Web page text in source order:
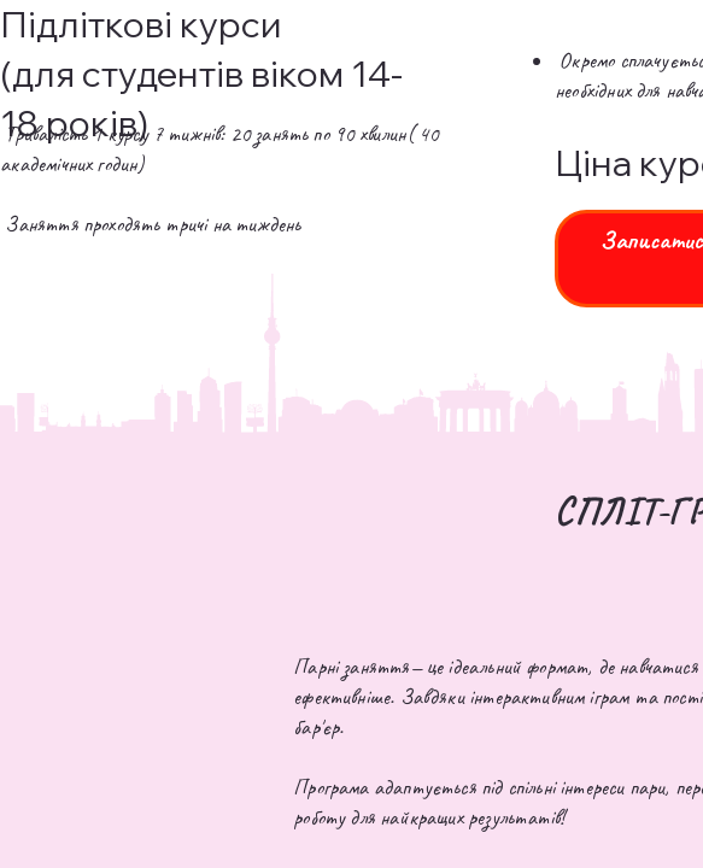
Підліткові курси
(для студентів віком 14-
18 років)
Тривалість 1 курсу 7 тижнів: 20 занять по 90 хвилин( 40
академічних годин)
Заняття проходять тричі на тиждень
Окремо
необхідних для
Ціна
СПЛІТ-
Парні заняття— це ідеальний формат, де навчатися
ефективніше. Завдяки інтерактивним іграм та
бар'єр.
Програма адаптується під спільні інтереси пари,
роботу для найкращих результатів!